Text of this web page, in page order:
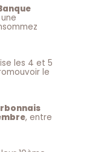
les 4 et 5
le
, entre